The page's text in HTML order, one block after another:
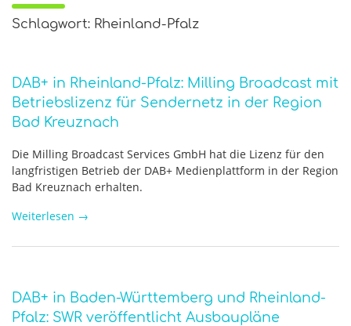
Schlagwort: Rheinland-Pfalz
DAB+ in Rheinland-Pfalz: Milling Broadcast mit
Betriebslizenz für Sendernetz in der Region
Bad Kreuznach
Die Milling Broadcast Services GmbH hat die Lizenz für den
langfristigen Betrieb der DAB+ Medienplattform in der Region
Bad Kreuznach erhalten.
Weiterlesen →
DAB+ in Baden-Württemberg und Rheinland-
Pfalz: SWR veröffentlicht Ausbaupläne